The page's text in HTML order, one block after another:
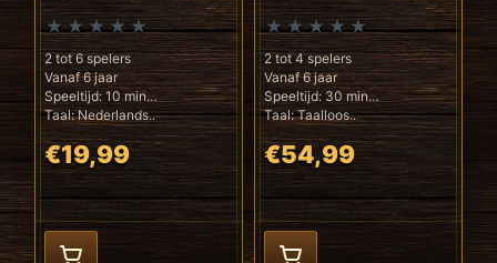
2 tot 6 spelers
Vanaf 6 jaar
Speeltijd: 10 min
Taal: Nederlands..
€19,99
2 tot 4 spelers
Vanaf 6 jaar
Speeltijd: 30 min
Taal: Taalloos..
€54,99